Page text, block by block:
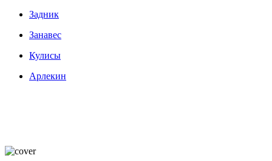
Задник
Занавес
Кулисы
Арлекин